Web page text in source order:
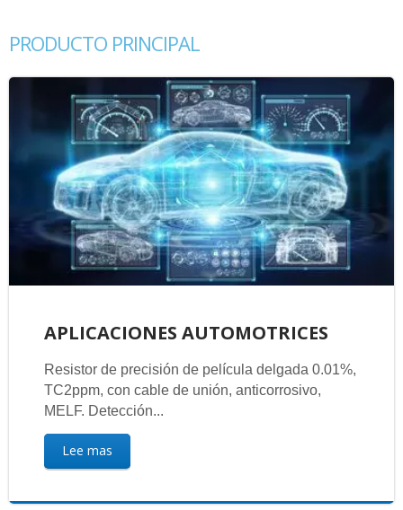
PRODUCTO PRINCIPAL
APLICACIONES AUTOMOTRICES
Resistor de precisión de película delgada 0.01%,
TC2ppm, con cable de unión, anticorrosivo,
MELF. Detección...
Lee mas